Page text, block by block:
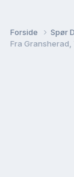
Forside Spør